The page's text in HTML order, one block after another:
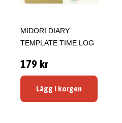
MIDORI DIARY
TEMPLATE TIME LOG
179 kr
Lägg i korgen